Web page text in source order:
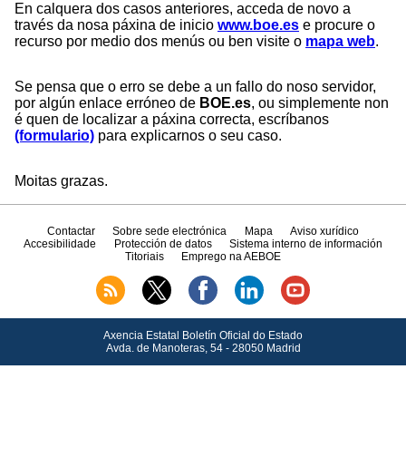
En calquera dos casos anteriores, acceda de novo a
través da nosa páxina de inicio www.boe.es e procure o
recurso por medio dos menús ou ben visite o mapa web.
Se pensa que o erro se debe a un fallo do noso servidor,
por algún enlace erróneo de BOE.es, ou simplemente non
é quen de localizar a páxina correcta, escríbanos
(formulario) para explicarnos o seu caso.
Moitas grazas.
Contactar Sobre sede electrónica Mapa
Aviso xurídico
Accesibilidade
Protección de datos
Sistema interno de información
Titoriais
Emprego na AEBOE
Axencia Estatal Boletín Oficial do Estado
Avda.de Manoteras, 54 - 28050 Madrid